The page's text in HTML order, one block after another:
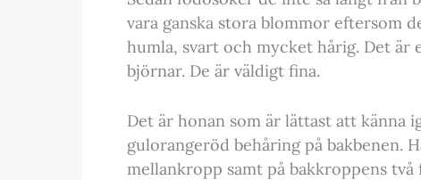
vara ganska stora blommor eftersom
humla, svart och mycket hårig. Det är
björnar. De är väldigt fina.
Det är honan som är lättast att känna
gulorangeröd behåring på bakbenen.
mellankropp samt på bakkroppens